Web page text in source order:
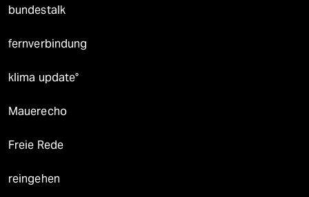
bundestalk
fernverbindung
klima update°
Mauerecho
Freie Rede
reingehen